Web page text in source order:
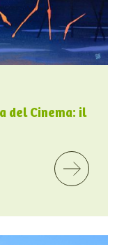
del Cinema: il